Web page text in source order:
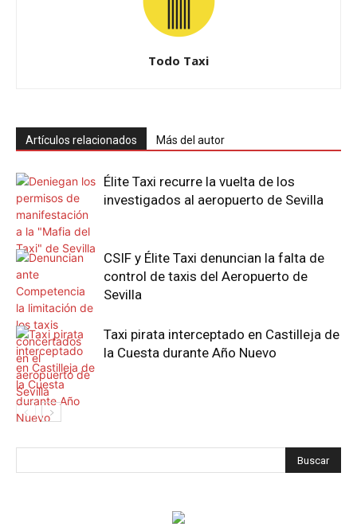
Todo Taxi
Artículos relacionados Más del autor
Élite Taxi recurre la vuelta de los
investigados al aeropuerto de Sevilla
CSIF y Élite Taxi denuncian la falta de
control de taxis del Aeropuerto de
Sevilla
Taxi pirata interceptado en Castilleja de
la Cuesta durante Año Nuevo